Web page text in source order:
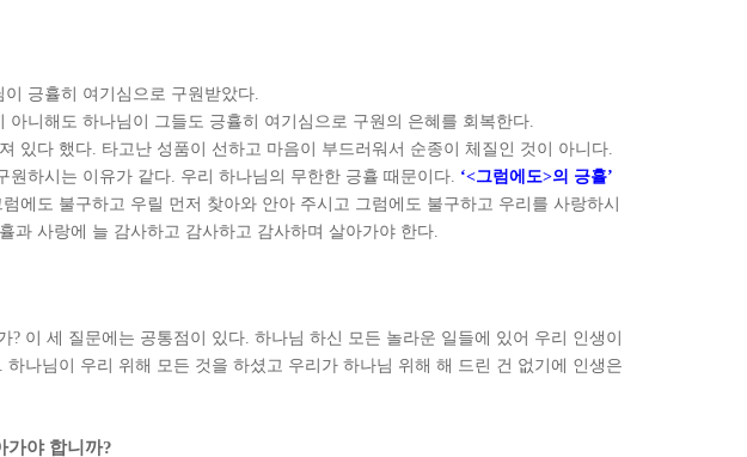
긍휼히 여기심으로 구원받았다.
아니해도 하나님이 그들도 긍휼히 여기심으로 구원의 은혜를 회복한다.
있다 했다. 타고난 성품이 선하고 마음이 부드러워서 순종이 체질인 것이 아니다.
원하시는 이유가 같다. 우리 하나님의 무한한 긍휼 때문이다. ‘<그럼에도>의 긍휼’
에도 불구하고 우릴 먼저 찾아와 안아 주시고 그럼에도 불구하고 우리를 사랑하시
과 사랑에 늘 감사하고 감사하고 감사하며 살아가야 한다.
? 이 세 질문에는 공통점이 있다. 하나님 하신 모든 놀라운 일들에 있어 우리 인생이
. 하나님이 우리 위해 모든 것을 하셨고 우리가 하나님 위해 해 드린 건 없기에 인생은
가야 합니까?